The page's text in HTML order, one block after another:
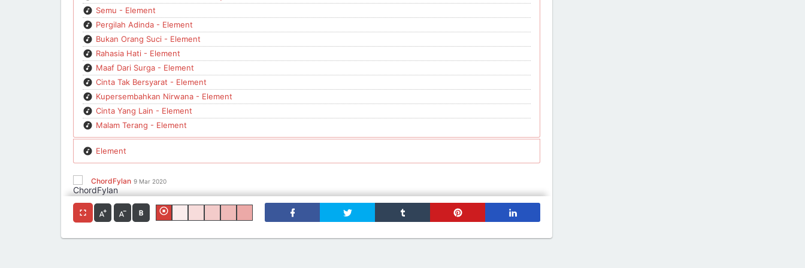
Semu - Element
Pergilah Adinda - Element
Bukan Orang Suci - Element
Rahasia Hati - Element
Maaf Dari Surga - Element
Cinta Tak Bersyarat - Element
Kupersembahkan Nirwana - Element
Cinta Yang Lain - Element
Malam Terang - Element
Element
ChordFylan 9 Mar 2020